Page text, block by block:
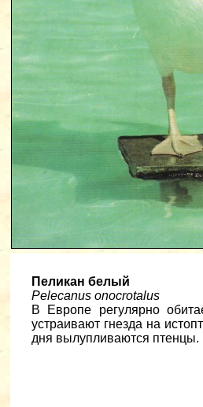
Пеликан белый
Pelecanus onocrotalus
В Европе регулярно
устраивают гнезда на
дня вылупливаются птенцы.